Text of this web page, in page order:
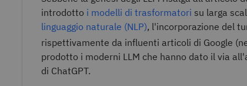
introdotto i modelli di trasformatori su larga
linguaggio naturale (NLP), l'incorporazione del
rispettivamente da influenti articoli di Google
prodotto i moderni LLM che hanno dato il via
di ChatGPT.